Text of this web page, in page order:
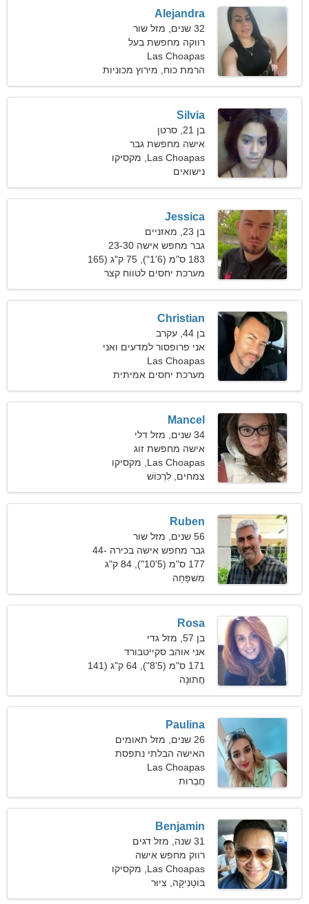
Alejandra
32 שנים, מזל שור
רווקה מחפשת בעל
Las Choapas
הרמת כוח, מירוץ מכוניות
Silvia
בן 21, סרטן
אישה מחפשת גבר
Las Choapas, מקסיקו
נישואים
Jessica
בן 23, מאזניים
גבר מחפש אישה 23-30
183 ס"מ (6'1"), 75 ק"ג (165
פאונד)
מערכת יחסים לטווח קצר
Christian
בן 44, עקרב
אני פרופסור למדעים ואני
צריך אישה רזה
Las Choapas
מערכת יחסים אמיתית
Mancel
34 שנים, מזל דלי
אישה מחפשת זוג
Las Choapas, מקסיקו
צמחים, לִרְכּוֹשׁ
Ruben
56 שנים, מזל שור
גבר מחפש אישה בכירה 44-
53
177 ס"מ (5'10"), 84 ק"ג
(185 פאונד)
מִשׁפָּחָה
Rosa
בן 57, מזל גדי
אני אוהב סקייטבורד
ואומנויות הבמה
171 ס"מ (5'8"), 64 ק"ג (141
פאונד)
חֲתוּנָה
Paulina
26 שנים, מזל תאומים
האישה הבלתי נתפסת
מחפשת מערכת יחסים
מתמשכת
Las Choapas
חֲבֵרוּת
Benjamin
31 שנה, מזל דגים
רווק מחפש אישה
Las Choapas, מקסיקו
בּוֹטָנִיקָה, צִיוּר